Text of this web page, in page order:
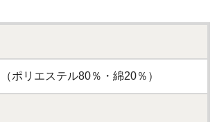
ポリエステル80％・綿20％）